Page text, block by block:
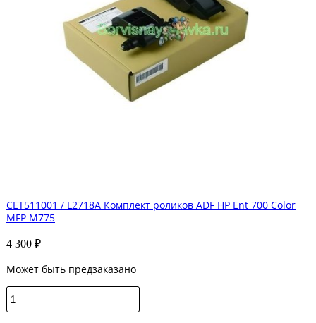
CET511001 / L2718A Комплект роликов ADF HP Ent 700 Color
MFP M775
4 300 ₽
Может быть предзаказано
Количество
товара